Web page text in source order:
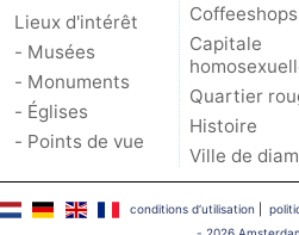
Lieux d'intérêt
- Musées
- Monuments
- Églises
- Points de vue
Coffeeshops
Capitale
Quartier
Histoire
Ville de
conditions d‘utilisation